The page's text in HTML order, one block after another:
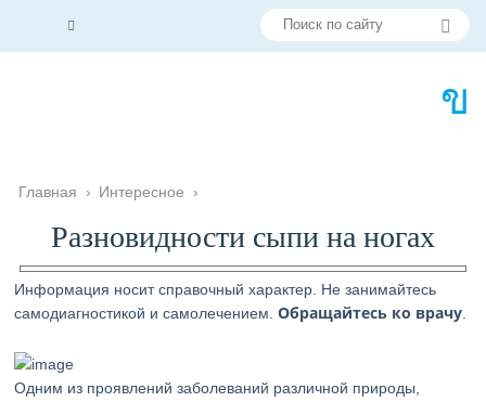
Главная › Интересное ›
Разновидности сыпи на ногах
Информация носит справочный характер. Не занимайтесь
самодиагностикой и самолечением.Обращайтесь ко врачу
Одним из проявлений заболеваний различной природы,